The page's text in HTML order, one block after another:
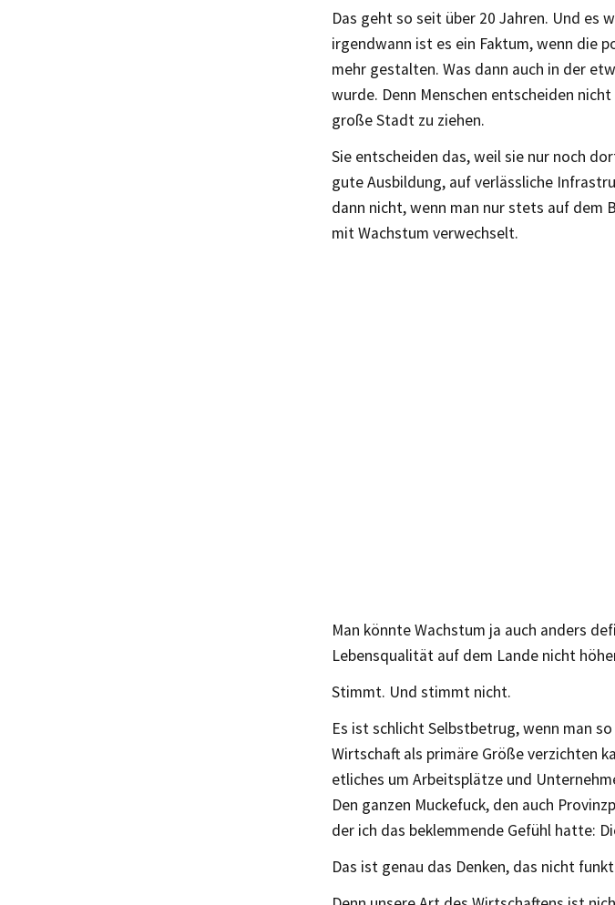
Das geht so seit über 20 Jahren. Und es
irgendwann ist es ein Faktum, wenn die
mehr gestalten. Was dann auch in der
wurde. Denn Menschen entscheiden
große Stadt zu ziehen.
Sie entscheiden das, weil sie nur noch
gute Ausbildung, auf verlässliche
dann nicht, wenn man nur stets auf
mit Wachstum verwechselt.
Man könnte Wachstum ja auch anders
Lebensqualität auf dem Lande nicht
Stimmt. Und stimmt nicht.
Es ist schlicht Selbstbetrug, wenn man
Wirtschaft als primäre Größe verzichten
etliches um Arbeitsplätze und
Den ganzen Muckefuck, den auch
der ich das beklemmende Gefühl hatte:
Das ist genau das Denken, das nicht